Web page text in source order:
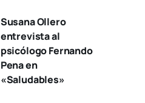
Susana Ollero
entrevista al
psicólogo Fernando
Pena en
«Saludables»